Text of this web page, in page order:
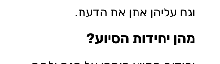
וגם עליהן אתן את הדעת.
מהן יחידות הסיוע?